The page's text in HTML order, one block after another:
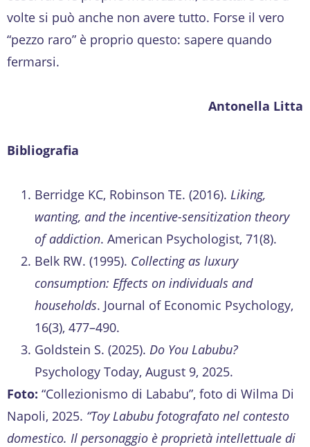
volte si può anche non avere tutto. Forse il vero
“pezzo raro” è proprio questo: sapere quando
fermarsi.
Antonella Litta
Bibliografia
Berridge KC, Robinson TE. (2016). Liking,
wanting, and the incentive-sensitization theory
of addiction. American Psychologist, 71(8).
Belk RW. (1995). Collecting as luxury
consumption: Effects on individuals and
households. Journal of Economic Psychology,
16(3), 477–490.
Goldstein S. (2025). Do You Labubu?
Psychology Today, August 9, 2025.
Foto: “Collezionismo di Lababu”, foto di Wilma Di
Napoli, 2025. “Toy Labubu fotografato nel contesto
domestico. Il personaggio è proprietà intellettuale di